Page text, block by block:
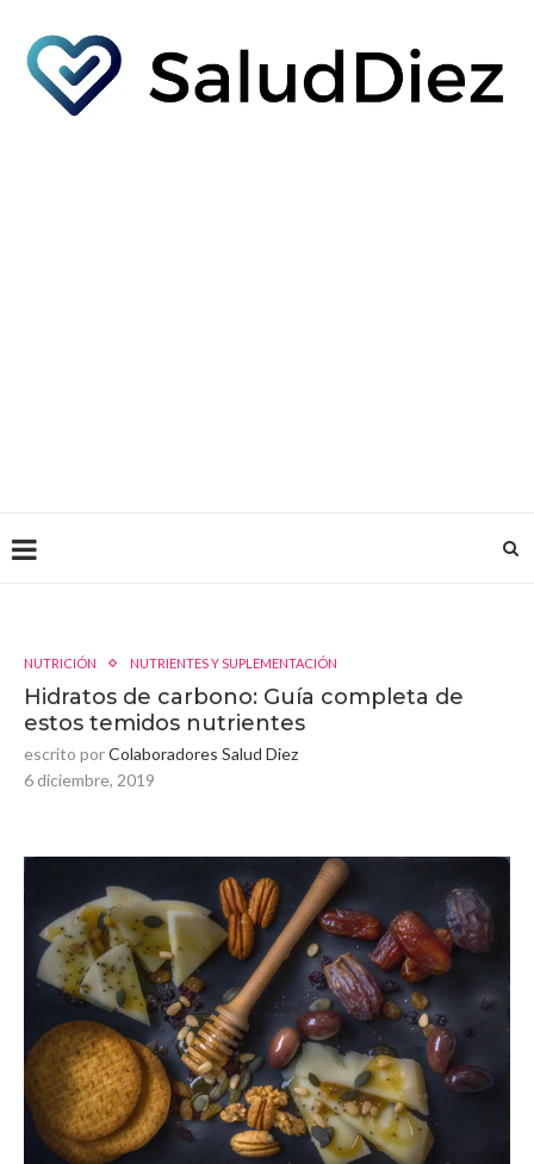
NUTRICIÓN NUTRIENTES Y SUPLEMENTACIÓN
Hidratos de carbono: Guía completa de
estos temidos nutrientes
escrito porColaboradores Salud Diez
6 diciembre, 2019